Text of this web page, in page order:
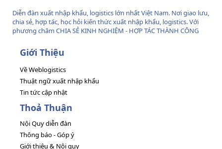
Diễn đàn xuất nhập khẩu, logistics lớn nhất Việt Nam. Nơi giao lưu,
chia sẻ, hợp tác, học hỏi kiến thức xuất nhập khẩu, logistics. Với
phương châm CHIA SẺ KINH NGHIỆM - HỢP TÁC THÀNH CÔNG
Giới Thiệu
Về Weblogistics
Thuật ngữ xuất nhập khẩu
Tin tức cập nhật
Thoả Thuận
Nội Quy diễn đàn
Thông báo - Góp ý
Giới thiệu & Nội quy